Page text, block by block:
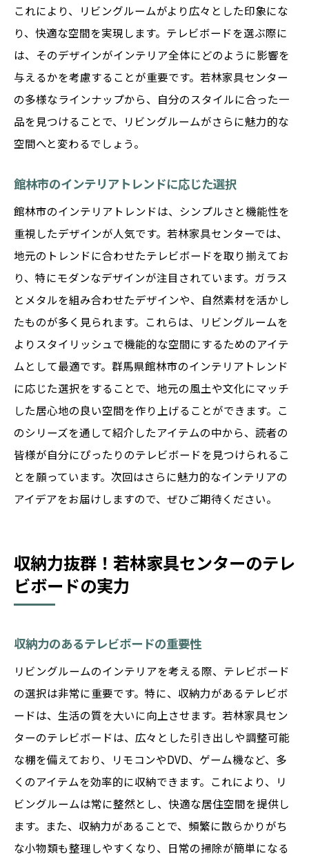
これにより、リビングルームがより広々とした印象にな
り、快適な空間を実現します。テレビボードを選ぶ際に
は、そのデザインがインテリア全体にどのように影響を
与えるかを考慮することが重要です。若林家具センター
の多様なラインナップから、自分のスタイルに合った一
品を見つけることで、リビングルームがさらに魅力的な
空間へと変わるでしょう。
館林市のインテリアトレンドに応じた選択
館林市のインテリアトレンドは、シンプルさと機能性を
重視したデザインが人気です。若林家具センターでは、
地元のトレンドに合わせたテレビボードを取り揃えてお
り、特にモダンなデザインが注目されています。ガラス
とメタルを組み合わせたデザインや、自然素材を活かし
たものが多く見られます。これらは、リビングルームを
よりスタイリッシュで機能的な空間にするためのアイテ
ムとして最適です。群馬県館林市のインテリアトレンド
に応じた選択をすることで、地元の風土や文化にマッチ
した居心地の良い空間を作り上げることができます。こ
のシリーズを通して紹介したアイテムの中から、読者の
皆様が自分にぴったりのテレビボードを見つけられるこ
とを願っています。次回はさらに魅力的なインテリアの
アイデアをお届けしますので、ぜひご期待ください。
収納力抜群！若林家具センターのテレ
ビボードの実力
収納力のあるテレビボードの重要性
リビングルームのインテリアを考える際、テレビボード
の選択は非常に重要です。特に、収納力があるテレビボ
ードは、生活の質を大いに向上させます。若林家具セン
ターのテレビボードは、広々とした引き出しや調整可能
な棚を備えており、リモコンやDVD、ゲーム機など、多
くのアイテムを効率的に収納できます。これにより、リ
ビングルームは常に整然とし、快適な居住空間を提供し
ます。また、収納力があることで、頻繁に散らかりがち
な小物類も整理しやすくなり、日常の掃除が簡単になる